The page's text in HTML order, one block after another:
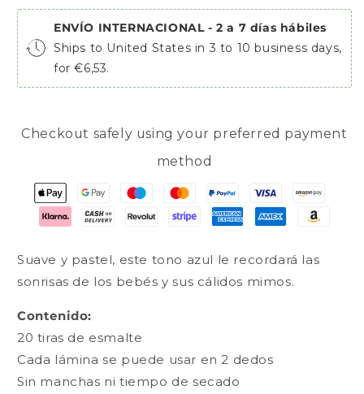
ENVÍO INTERNACIONAL - 2 a 7 días hábiles
Ships to United States in 3 to 10 business days,
for €6,53.
Checkout safely using your preferred payment
method
Suave y pastel, este tono azul le recordará las
sonrisas de los bebés y sus cálidos mimos.
Contenido:
20 tiras de esmalte
Cada lámina se puede usar en 2 dedos
Sin manchas ni tiempo de secado